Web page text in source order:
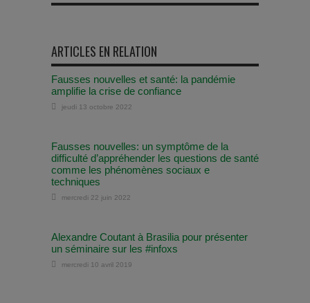
ARTICLES EN RELATION
Fausses nouvelles et santé: la pandémie
amplifie la crise de confiance
jeudi 13 octobre 2022
Fausses nouvelles: un symptôme de la
difficulté d’appréhender les questions de santé
comme les phénomènes sociaux e
techniques
mercredi 22 juin 2022
Alexandre Coutant à Brasilia pour présenter
un séminaire sur les #infoxs
mercredi 10 avril 2019